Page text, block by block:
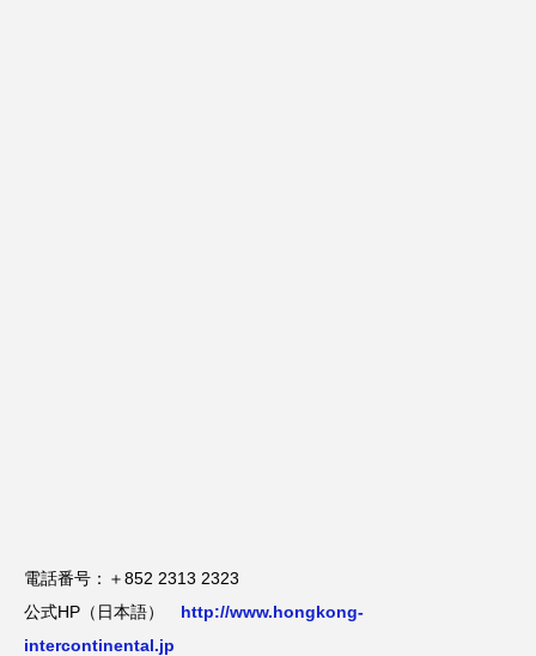
電話番号：＋852 2313 2323
公式HP（日本語） http://www.hongkong-
intercontinental.jp